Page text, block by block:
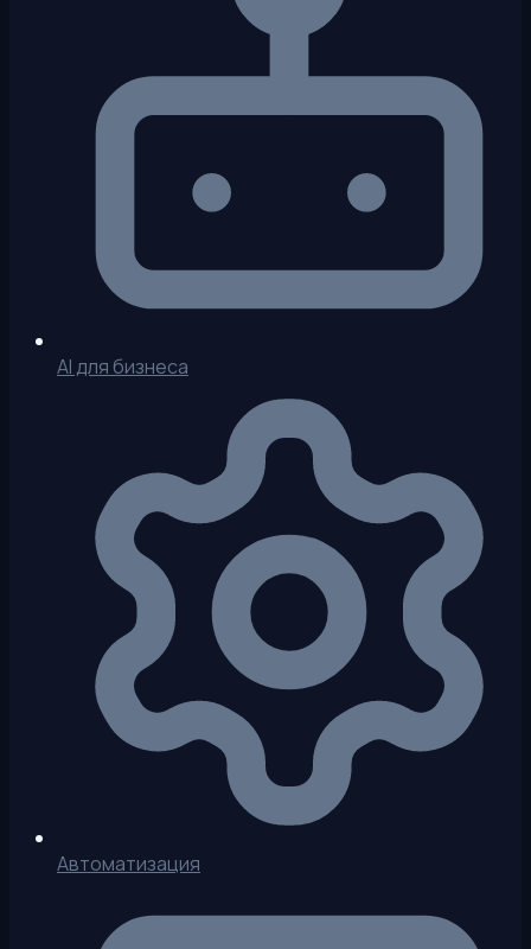
AI для бизнеса
Автоматизация